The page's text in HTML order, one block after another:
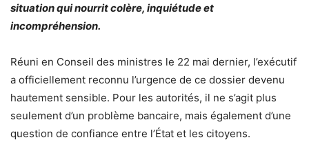
situation qui nourrit colère, inquiétude et
incompréhension.
Réuni en Conseil des ministres le 22 mai dernier, l’exécutif
a officiellement reconnu l’urgence de ce dossier devenu
hautement sensible. Pour les autorités, il ne s’agit plus
seulement d’un problème bancaire, mais également d’une
question de confiance entre l’État et les citoyens.